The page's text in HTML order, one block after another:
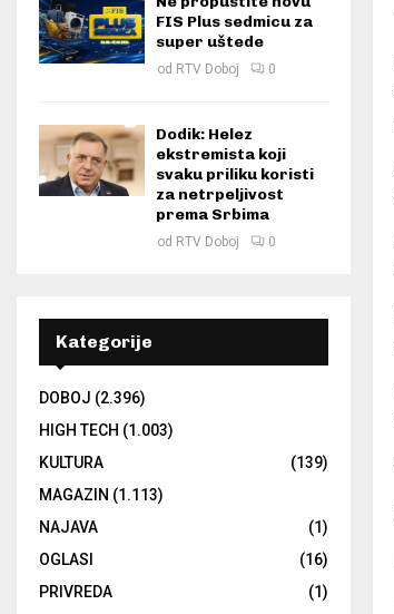
FIS Plus sedmicu za
super uštede
od RTV Doboj 0
Dodik: Helez
ekstremista koji
svaku priliku koristi
za netrpeljivost
prema Srbima
od RTV Doboj 0
Kategorije
DOBOJ (2.396)
HIGH TECH (1.003)
KULTURA
(139)
MAGAZIN (1.113)
NAJAVA
(1)
OGLASI
(16)
PRIVREDA
(1)